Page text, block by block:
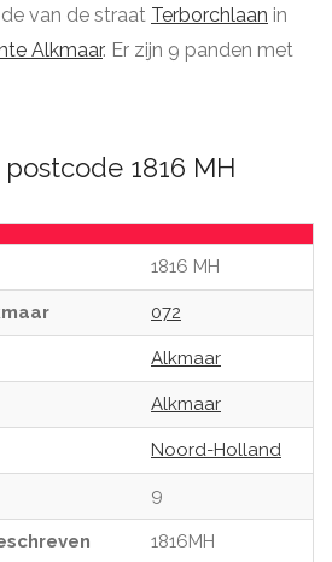
van de straat Terborchlaan in
Alkmaar. Er zijn 9 panden met
1816 MH
1816 MH
072
Alkmaar
Alkmaar
Noord-Holland
9
1816MH